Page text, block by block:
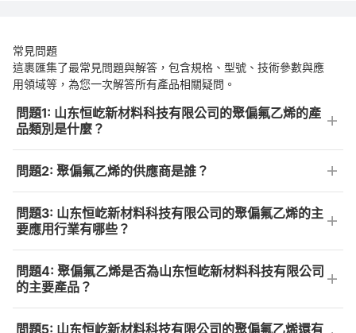
常見問題
這裹匯集了最常見問題與解答，包含規格、型號、技術參數與應
用領域等，為您一次解答所有產品相關疑問。
問題1: 山东恒屹新材料科技有限公司的聚偏氟乙烯的產
品類別是什麼？
問題2: 聚偏氟乙烯的供應商是誰？
問題3: 山东恒屹新材料科技有限公司的聚偏氟乙烯的主
要應用行業有哪些？
問題4: 聚偏氟乙烯是否為山东恒屹新材料科技有限公司
的主要產品？
問題5: 山东恒屹新材料科技有限公司的聚偏氟乙烯還有